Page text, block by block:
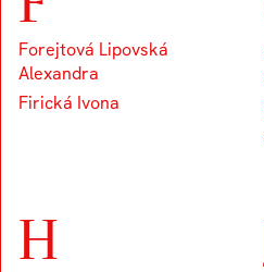
Forejtová Lipovská
Alexandra
Firická Ivona
H